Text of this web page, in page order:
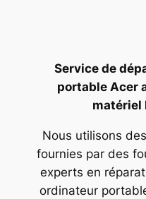
Service de
portable Acer
matériel
Nous utilisons
fournies par des
experts en
ordinateur